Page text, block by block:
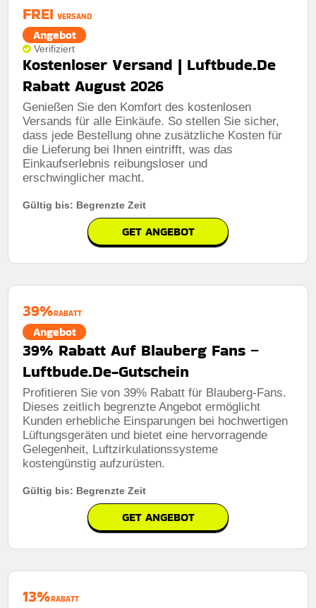
FREI VERSAND
Angebot
Verifiziert
Kostenloser Versand | Luftbude.De
Rabatt August 2026
Genießen Sie den Komfort des kostenlosen
Versands für alle Einkäufe. So stellen Sie sicher,
dass jede Bestellung ohne zusätzliche Kosten für
die Lieferung bei Ihnen eintrifft, was das
Einkaufserlebnis reibungsloser und
erschwinglicher macht.
Gültig bis: Begrenzte Zeit
GET ANGEBOT
39%RABATT
Angebot
39% Rabatt Auf Blauberg Fans –
Luftbude.De-Gutschein
Profitieren Sie von 39% Rabatt für Blauberg-Fans.
Dieses zeitlich begrenzte Angebot ermöglicht
Kunden erhebliche Einsparungen bei hochwertigen
Lüftungsgeräten und bietet eine hervorragende
Gelegenheit, Luftzirkulationssysteme
kostengünstig aufzurüsten.
Gültig bis: Begrenzte Zeit
GET ANGEBOT
13%RABATT